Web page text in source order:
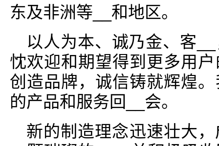
东及非洲等__和地区。
以人为本、诚乃金、客
忱欢迎和期望得到更多用
创造品牌，诚信铸就辉煌
的产品和服务回__会。
新的制造理念迅速壮大